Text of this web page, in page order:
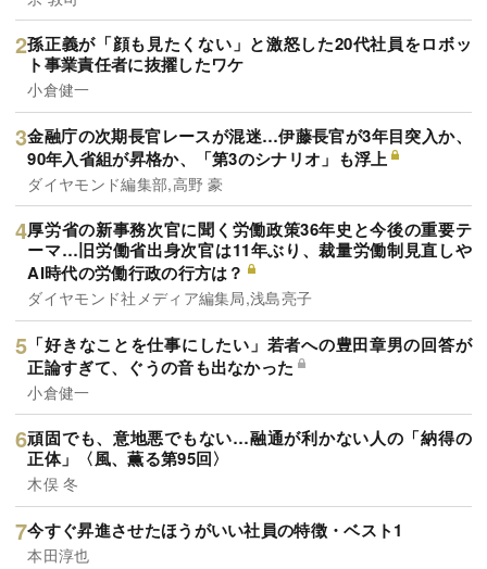
孫正義が「顔も見たくない」と激怒した20代社員をロボッ
ト事業責任者に抜擢したワケ
小倉健一
金融庁の次期長官レースが混迷…伊藤長官が3年目突入か、
90年入省組が昇格か、「第3のシナリオ」も浮上
ダイヤモンド編集部,高野 豪
厚労省の新事務次官に聞く労働政策36年史と今後の重要テ
ーマ…旧労働省出身次官は11年ぶり、裁量労働制見直しや
AI時代の労働行政の行方は？
ダイヤモンド社メディア編集局,浅島亮子
「好きなことを仕事にしたい」若者への豊田章男の回答が
正論すぎて、ぐうの音も出なかった
小倉健一
頑固でも、意地悪でもない…融通が利かない人の「納得の
正体」〈風、薫る第95回〉
木俣 冬
今すぐ昇進させたほうがいい社員の特徴・ベスト1
本田淳也